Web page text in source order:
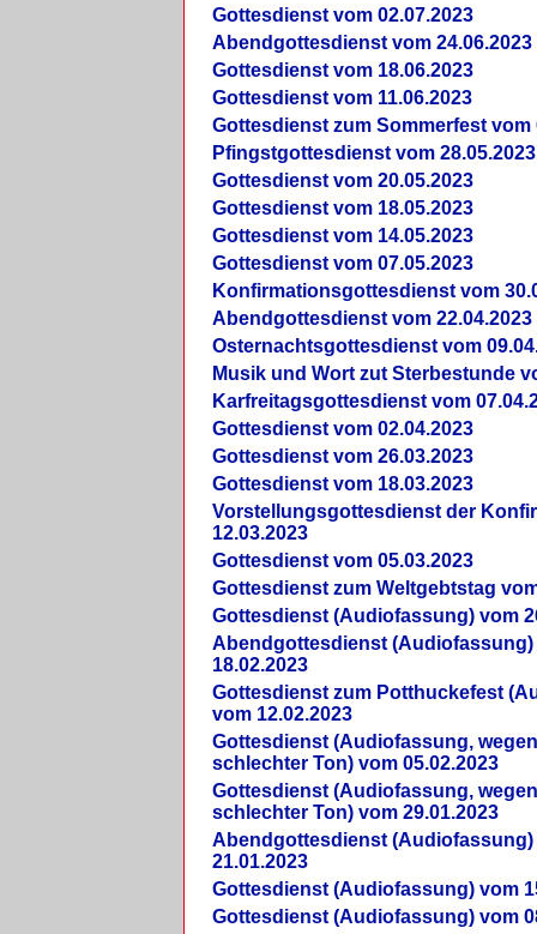
Gottesdienst vom 02.07.2023
Abendgottesdienst vom 24.06.2023
Gottesdienst vom 18.06.2023
Gottesdienst vom 11.06.2023
Gottesdienst zum Sommerfest vom
Pfingstgottesdienst vom 28.05.2023
Gottesdienst vom 20.05.2023
Gottesdienst vom 18.05.2023
Gottesdienst vom 14.05.2023
Gottesdienst vom 07.05.2023
Konfirmationsgottesdienst vom
Abendgottesdienst vom 22.04.2023
Osternachtsgottesdienst vom
Musik und Wort zut Sterbestunde
Karfreitagsgottesdienst vom
Gottesdienst vom 02.04.2023
Gottesdienst vom 26.03.2023
Gottesdienst vom 18.03.2023
Vorstellungsgottesdienst der
12.03.2023
Gottesdienst vom 05.03.2023
Gottesdienst zum Weltgebtstag
Gottesdienst (Audiofassung) vom
Abendgottesdienst (Audiofassung)
18.02.2023
Gottesdienst zum Potthuckefest
vom 12.02.2023
Gottesdienst (Audiofassung,
schlechter Ton) vom 05.02.2023
Gottesdienst (Audiofassung,
schlechter Ton) vom 29.01.2023
Abendgottesdienst (Audiofassung)
21.01.2023
Gottesdienst (Audiofassung) vom
Gottesdienst (Audiofassung) vom